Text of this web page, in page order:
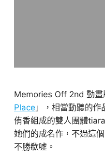
Memories Off 2nd 動畫
Place 」，相當動聽的
侑香組成的雙人團體
她們的成名作，不過這
不勝欷噓。